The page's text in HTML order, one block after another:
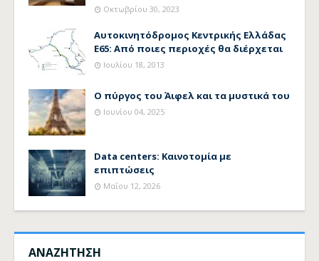
Οκτωβρίου 30, 2023
Αυτοκινητόδρομος Κεντρικής Ελλάδας
Ε65: Από ποιες περιοχές θα διέρχεται
Ιουλίου 18, 2013
Ο πύργος του Άιφελ και τα μυστικά του
Ιουνίου 04, 2025
Data centers: Καινοτομία με
επιπτώσεις
Μαΐου 12, 2026
ΑΝΑΖΗΤΗΣΗ